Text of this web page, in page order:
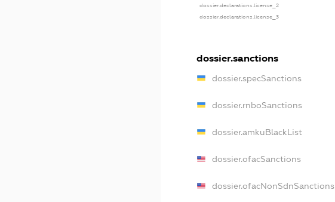
dossier.declarations.license_2
dossier.declarations.license_3
dossier.sanctions
dossier.specSanctions
dossier.rnboSanctions
dossier.amkuBlackList
dossier.ofacSanctions
dossier.ofacNonSdnSanctions